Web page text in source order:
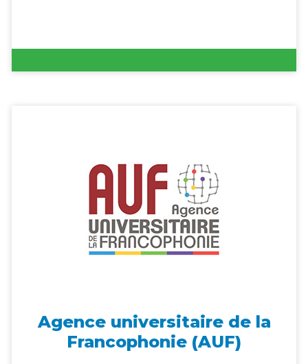
Agence universitaire de la
Francophonie (AUF)